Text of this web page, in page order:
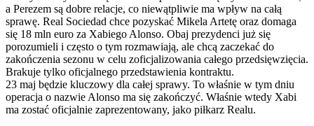
a Perezem są dobre relacje, co niewątpliwie ma wpływ na całą
sprawę. Real Sociedad chce pozyskać Mikela Artetę oraz domaga
się 18 mln euro za Xabiego Alonso. Obaj prezydenci już się
porozumieli i często o tym rozmawiają, ale chcą zaczekać do
zakończenia sezonu w celu zoficjalizowania całego przedsięwzięcia.
Brakuje tylko oficjalnego przedstawienia kontraktu.
23 maj będzie kluczowy dla całej sprawy. To właśnie w tym dniu
operacja o nazwie Alonso ma się zakończyć. Właśnie wtedy Xabi
ma zostać oficjalnie zaprezentowany, jako piłkarz Realu.